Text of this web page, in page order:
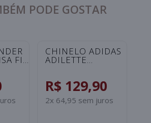
PODE GOSTAR
FIX
CHINELO ADIDAS
ADILETTE
PRETO/BRANCO
R$ 129,90
2x 64,95 sem juros